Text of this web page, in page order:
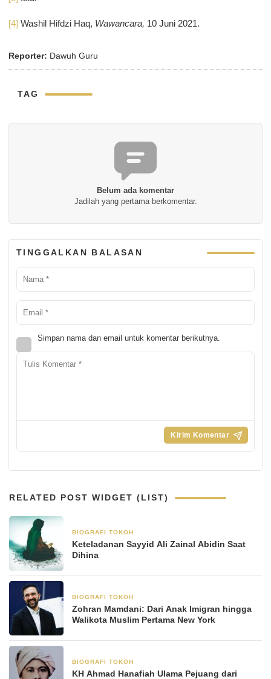
[4] Washil Hifdzi Haq, Wawancara, 10 Juni 2021.
Reporter: Dawuh Guru
TAG
Belum ada komentar
Jadilah yang pertama berkomentar.
TINGGALKAN BALASAN
Simpan nama dan email untuk komentar berikutnya.
RELATED POST WIDGET (LIST)
BIOGRAFI TOKOH
Keteladanan Sayyid Ali Zainal Abidin Saat
Dihina
BIOGRAFI TOKOH
Zohran Mamdani: Dari Anak Imigran hingga
Walikota Muslim Pertama New York
BIOGRAFI TOKOH
KH Ahmad Hanafiah Ulama Pejuang dari